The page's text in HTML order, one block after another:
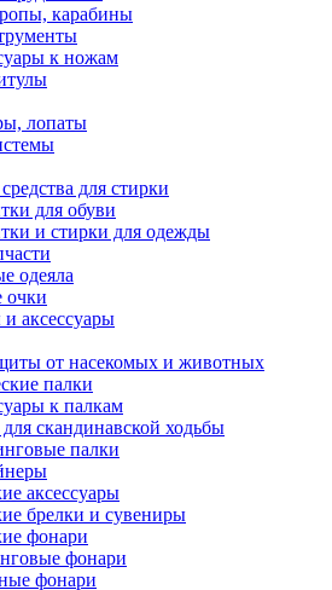
карабины
к ножам
лопаты
для стирки
для обуви
и стирки для одежды
одеяла
очки
аксессуары
от насекомых и животных
палки
к палкам
скандинавской ходьбы
палки
аксессуары
брелки и сувениры
фонари
фонари
фонари